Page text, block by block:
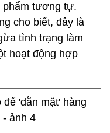
phẩm tương tự.
cho biết, đây là
tình trạng làm
hoạt động hợp